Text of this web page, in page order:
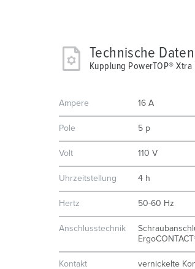
Technische Daten
Kupplung PowerTOP® Xtra
Ampere 16 A
Pole 5 p
Volt 110 V
Uhrzeitstellung 4 h
Hertz 50-60 Hz
Anschlusstechnik
Kontakt
vernickelte